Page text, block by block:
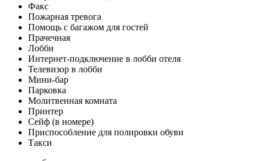
Факс
Пожарная тревога
Помощь с багажом для гостей
Прачечная
Лобби
Интернет-подключение в лобби отеля
Телевизор в лобби
Мини-бар
Парковка
Молитвенная комната
Принтер
Сейф (в номере)
Приспособление для полировки обуви
Такси